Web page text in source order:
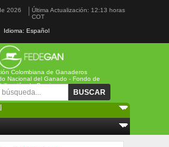
2026
Última Actualización: 12:13 horas
COT
Idioma: Español
Colombiana de Ganaderos
de búsqueda
Nacional del Ganado - Fondo de
de Precios